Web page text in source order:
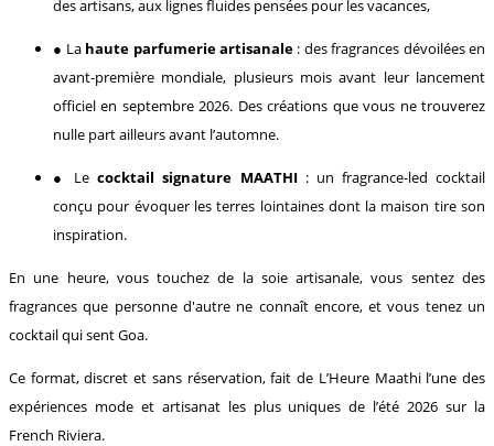
des artisans, aux lignes fluides pensées pour les vacances,
● La haute parfumerie artisanale : des fragrances dévoilées en
avant-première mondiale, plusieurs mois avant leur lancement
officiel en septembre 2026. Des créations que vous ne trouverez
nulle part ailleurs avant l’automne.
● Lecocktail signature MAATHI: un fragrance-led cocktail
conçu pour évoquer les terres lointaines dont la maison tire son
inspiration.
En une heure, vous touchez de la soie artisanale, vous sentez des
fragrances que personne d'autre ne connaît encore, et vous tenez un
cocktail qui sent Goa.
Ce format, discret et sans réservation, fait de L’Heure Maathi l’une des
expériences mode et artisanat les plus uniques de l’été 2026 sur la
French Riviera.